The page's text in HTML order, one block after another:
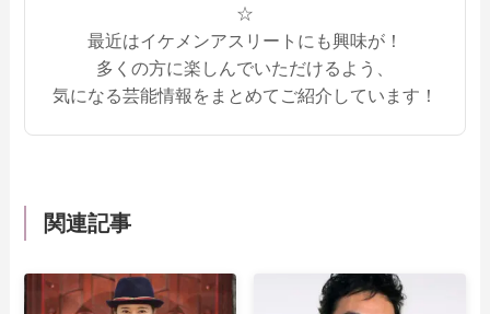
☆
最近はイケメンアスリートにも興味が！
多くの方に楽しんでいただけるよう、
気になる芸能情報をまとめてご紹介しています！
関連記事